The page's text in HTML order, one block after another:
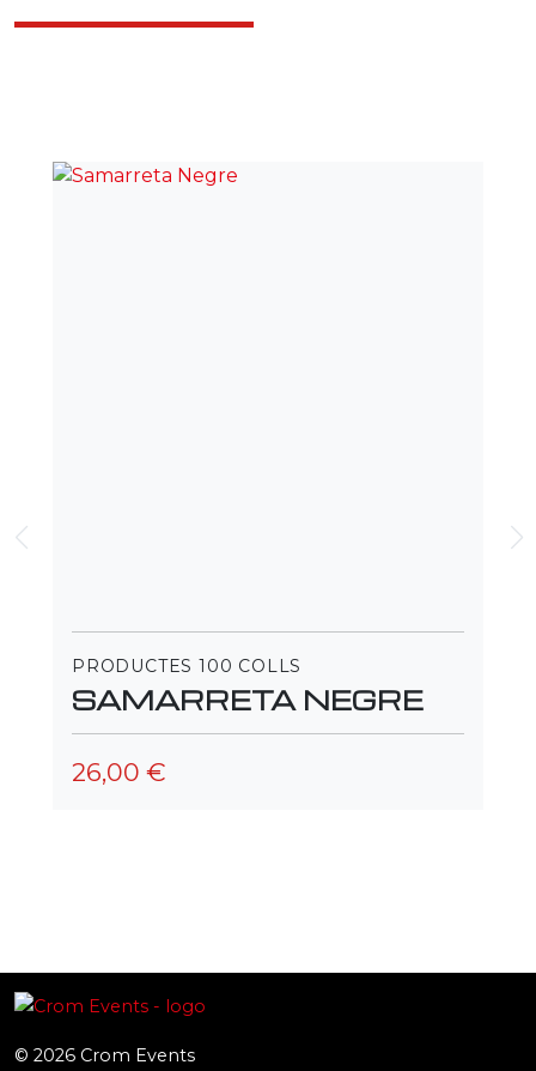
PRODUCTES 100 COLLS
SAMARRETA NEGRE
26,00 €
© 2026 Crom Events